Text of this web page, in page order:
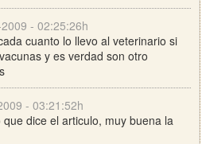
- 02:25:26h
cuanto lo llevo al veterinario si
y es verdad son otro
- 03:21:52h
dice el articulo, muy buena la